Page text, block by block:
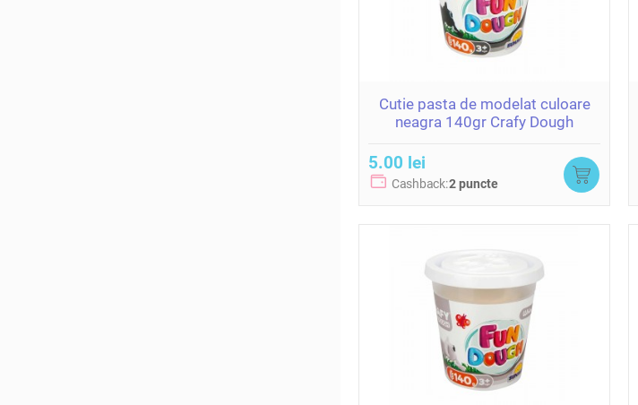
Cutie pasta de modelat culoare
neagra 140gr Crafy Dough
5.00 lei
Cashback:2 puncte